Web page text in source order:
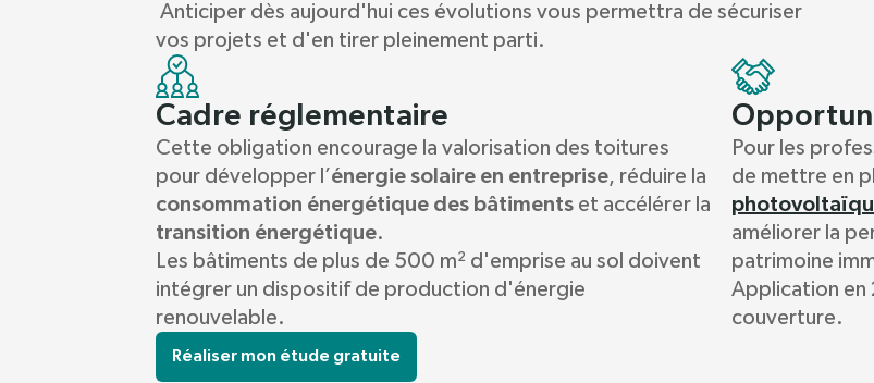
Anticiper dès aujourd'hui ces évolutions vous permettra de sécuriser
vos projets et d'en tirer pleinement parti.
Cadre réglementaire
Cette obligation encourage la valorisation des toitures
pour développer l’énergie solaire en entreprise, réduire la
consommation énergétique des bâtiments et accélérer la
transition énergétique.
Les bâtiments de plus de 500 m² d'emprise au sol doivent
intégrer un dispositif de production d'énergie
renouvelable.
Pour les
de mettre en
améliorer la
patrimoine
Application en
couverture.
Réaliser mon étude gratuite